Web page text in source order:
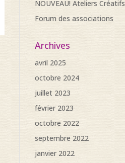
NOUVEAU! Ateliers Créatifs
Forum des associations
Archives
avril 2025
octobre 2024
juillet 2023
février 2023
octobre 2022
septembre 2022
janvier 2022